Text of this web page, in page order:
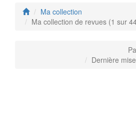
Ma collection
Ma collection de revues (1 sur
Dernière